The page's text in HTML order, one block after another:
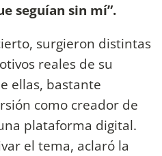
seguían sin mí”.
surgieron distintas
reales de su
ellas, bastante
como creador de
plataforma digital.
el tema, aclaró la